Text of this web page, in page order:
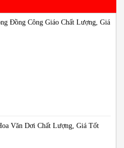
Đồng Công Giáo Chất Lượng, Giá
Văn Dơi Chất Lượng, Giá Tốt